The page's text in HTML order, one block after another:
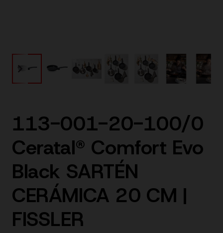
113-001-20-100/0
Ceratal® Comfort Evo
Black SARTÉN
CERÁMICA 20 CM |
FISSLER